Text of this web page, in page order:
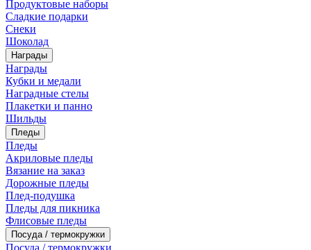
Продуктовые наборы
Сладкие подарки
Снеки
Шоколад
Награды
Награды
Кубки и медали
Наградные стелы
Плакетки и панно
Шильды
Пледы
Пледы
Акриловые пледы
Вязание на заказ
Дорожные пледы
Плед-подушка
Пледы для пикника
Флисовые пледы
Посуда / термокружки
Посуда / термокружки